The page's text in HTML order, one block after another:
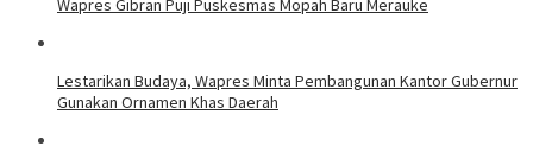
Wapres Gibran Puji Puskesmas Mopah Baru Merauke
Lestarikan Budaya, Wapres Minta Pembangunan Kantor Gubernur
Gunakan Ornamen Khas Daerah